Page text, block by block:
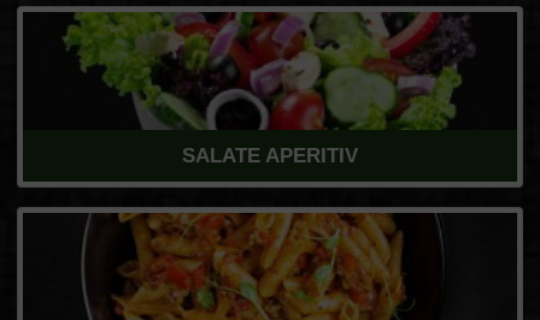
SALATE APERITIV